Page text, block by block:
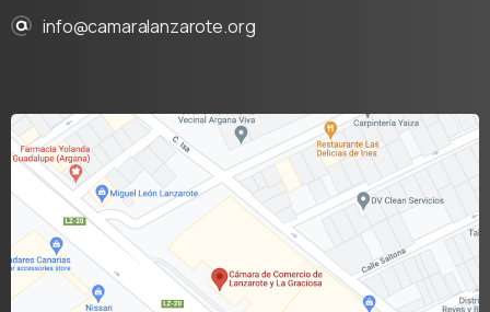
info@camaralanzarote.org